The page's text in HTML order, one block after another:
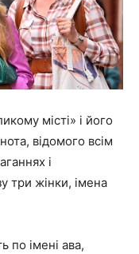
місті» і його
відомого всім
і
три жінки, імена
по імені ава,